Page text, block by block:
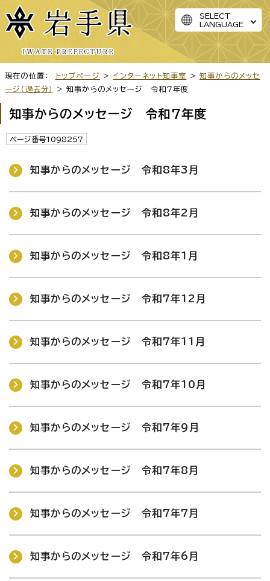
SELECT
LANGUAGE
現在の位置： トップページ >インターネット知事室 >知事からのメッセ
ージ（過去分）
> 知事からのメッセージ 令和7年度
知事からのメッセージ 令和7年度
ページ番号1098257
知事からのメッセージ 令和8年3月
知事からのメッセージ 令和8年2月
知事からのメッセージ 令和8年1月
知事からのメッセージ 令和7年12月
知事からのメッセージ 令和7年11月
知事からのメッセージ 令和7年10月
知事からのメッセージ 令和7年9月
知事からのメッセージ 令和7年8月
知事からのメッセージ 令和7年7月
知事からのメッセージ 令和7年6月